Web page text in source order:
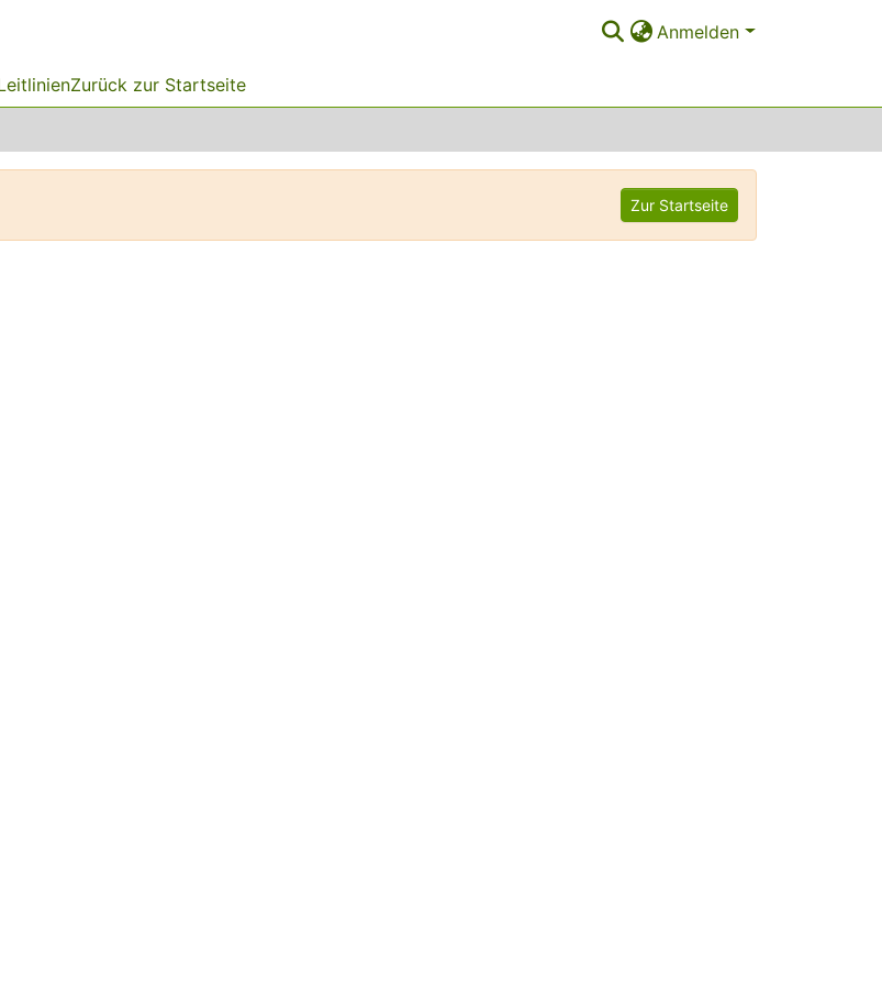
Anmelden
Zurück zur Startseite
Zur Startseite